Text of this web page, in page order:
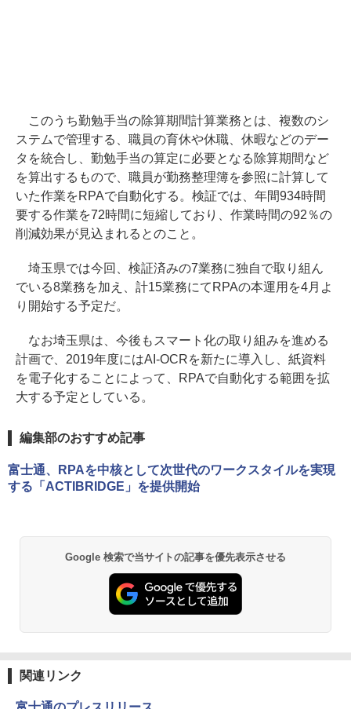
このうち勤勉手当の除算期間計算業務とは、複数のシ
ステムで管理する、職員の育休や休職、休暇などのデー
タを統合し、勤勉手当の算定に必要となる除算期間など
を算出するもので、職員が勤務整理簿を参照に計算して
いた作業をRPAで自動化する。検証では、年間934時間
要する作業を72時間に短縮しており、作業時間の92％の
削減効果が見込まれるとのこと。
埼玉県では今回、検証済みの7業務に独自で取り組ん
でいる8業務を加え、計15業務にてRPAの本運用を4月よ
り開始する予定だ。
なお埼玉県は、今後もスマート化の取り組みを進める
計画で、2019年度にはAI-OCRを新たに導入し、紙資料
を電子化することによって、RPAで自動化する範囲を拡
大する予定としている。
編集部のおすすめ記事
富士通、RPAを中核として次世代のワークスタイルを実現
する「ACTIBRIDGE」を提供開始
Google 検索で当サイトの記事を優先表示させる
関連リンク